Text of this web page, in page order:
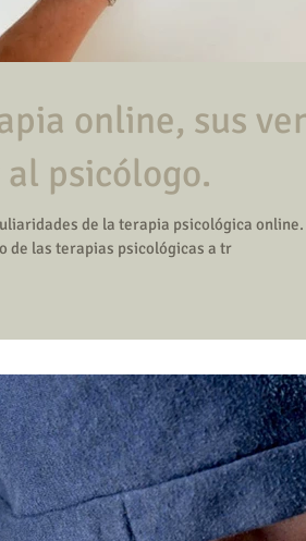
online, sus
psicólogo.
de la terapia psicológica
de las terapias psicológicas a tr